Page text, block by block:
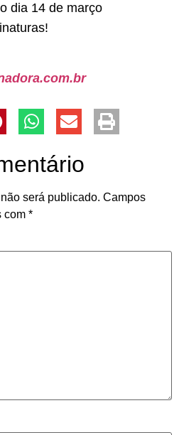
dia 14 de março
será publicado. Campos
com *